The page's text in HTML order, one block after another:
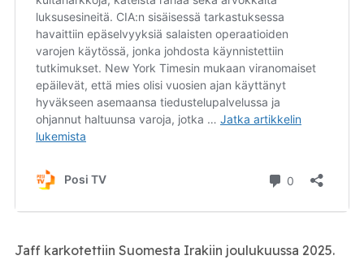
Jaff karkotettiin Suomesta Irakiin joulukuussa 2025.